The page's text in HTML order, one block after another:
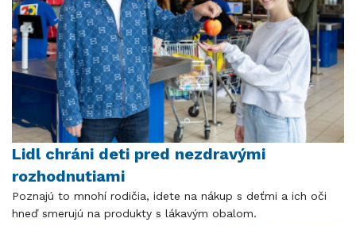
Lidl chráni deti pred nezdravými
rozhodnutiami
Poznajú to mnohí rodičia, idete na nákup s deťmi a ich oči
hneď smerujú na produkty s lákavým obalom.